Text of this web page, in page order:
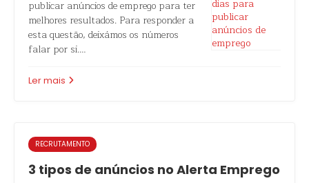
publicar anúncios de emprego para ter
melhores resultados. Para responder a
esta questão, deixámos os números
falar por si.…
Ler mais
RECRUTAMENTO
3 tipos de anúncios no Alerta Emprego